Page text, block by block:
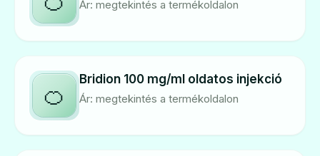
Ár: megtekintés a termékoldalon
🍊
Bridion 100 mg/ml oldatos injekció
Ár: megtekintés a termékoldalon